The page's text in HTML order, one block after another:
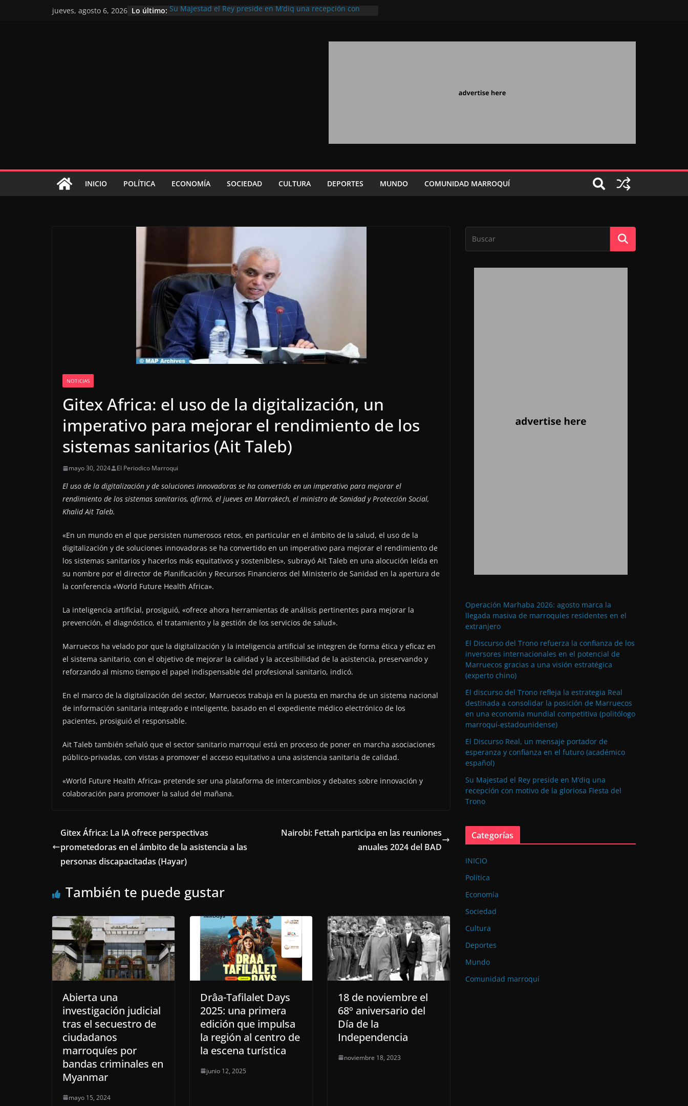
jueves, agosto 6, 2026 Lo último: Su Majestad el Rey preside en M’diq una recepción con
INICIO POLÍTICA ECONOMÍA SOCIEDAD CULTURA DEPORTES MUNDO COMUNIDAD MARROQUÍ
NOTICIAS
Gitex Africa: el uso de la digitalización, un
imperativo para mejorar el rendimiento de los
sistemas sanitarios (Ait Taleb)
mayo 30, 2024 El Periodico Marroqui
El uso de la digitalización y de soluciones innovadoras se ha convertido en un imperativo para mejorar el
rendimiento de los sistemas sanitarios, afirmó, el jueves en Marrakech, el ministro de Sanidad y Protección Social,
Khalid Ait Taleb.
«En un mundo en el que persisten numerosos retos, en particular en el ámbito de la salud, el uso de la
digitalización y de soluciones innovadoras se ha convertido en un imperativo para mejorar el rendimiento de
los sistemas sanitarios y hacerlos más equitativos y sostenibles», subrayó Ait Taleb en una alocución leída en
su nombre por el director de Planificación y Recursos Financieros del Ministerio de Sanidad en la apertura de
la conferencia «World Future Health Africa».
La inteligencia artificial, prosiguió, «ofrece ahora herramientas de análisis pertinentes para mejorar la
prevención, el diagnóstico, el tratamiento y la gestión de los servicios de salud».
Marruecos ha velado por que la digitalización y la inteligencia artificial se integren de forma ética y eficaz en
el sistema sanitario, con el objetivo de mejorar la calidad y la accesibilidad de la asistencia, preservando y
reforzando al mismo tiempo el papel indispensable del profesional sanitario, indicó.
En el marco de la digitalización del sector, Marruecos trabaja en la puesta en marcha de un sistema nacional
de información sanitaria integrado e inteligente, basado en el expediente médico electrónico de los
pacientes, prosiguió el responsable.
Ait Taleb también señaló que el sector sanitario marroquí está en proceso de poner en marcha asociaciones
público-privadas, con vistas a promover el acceso equitativo a una asistencia sanitaria de calidad.
«World Future Health Africa» pretende ser una plataforma de intercambios y debates sobre innovación y
colaboración para promover la salud del mañana.
Gitex África: La IA ofrece perspectivas
prometedoras en el ámbito de la asistencia a las
personas discapacitadas (Hayar)
Nairobi: Fettah participa en las reuniones
anuales 2024 del BAD
También te puede gustar
Abierta una
investigación judicial
tras el secuestro de
ciudadanos
marroquíes por
bandas criminales en
Myanmar
mayo 15, 2024
Drâa-Tafilalet Days
2025: una primera
edición que impulsa
la región al centro de
la escena turística
junio 12, 2025
18 de noviembre el
68º aniversario del
Día de la
Independencia
noviembre 18, 2023
Operación Marhaba 2026: agosto marca la
llegada masiva de marroquíes residentes en el
extranjero
El Discurso del Trono refuerza la confianza de los
inversores internacionales en el potencial de
Marruecos gracias a una visión estratégica
(experto chino)
El discurso del Trono refleja la estrategia Real
destinada a consolidar la posición de Marruecos
en una economía mundial competitiva (politólogo
marroquí-estadounidense)
El Discurso Real, un mensaje portador de
esperanza y confianza en el futuro (académico
español)
Su Majestad el Rey preside en M’diq una
recepción con motivo de la gloriosa Fiesta del
Trono
Categorías
INICIO
Política
Economía
Sociedad
Cultura
Deportes
Mundo
Comunidad marroquí